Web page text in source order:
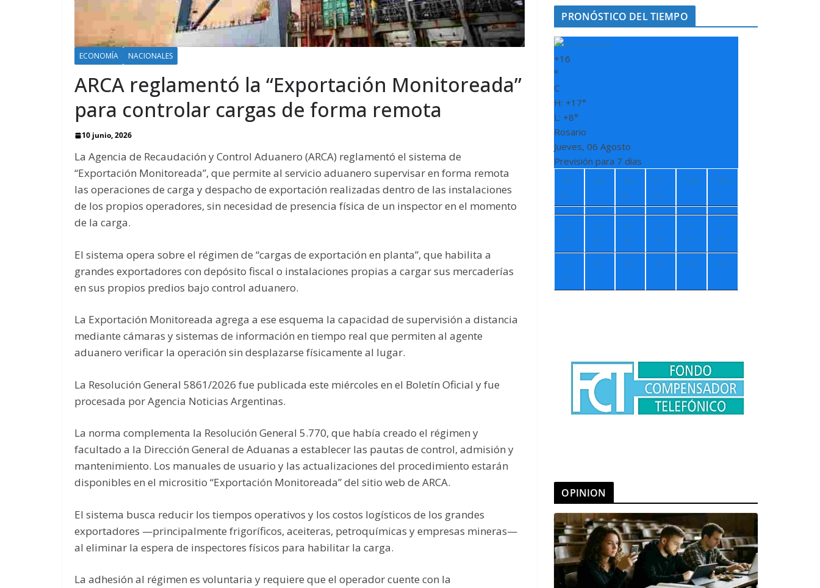
ECONOMÍA NACIONALES
ARCA reglamentó la “Exportación Monitoreada”
para controlar cargas de forma remota
10 junio, 2026
La Agencia de Recaudación y Control Aduanero (ARCA) reglamentó el sistema de
“Exportación Monitoreada”, que permite al servicio aduanero supervisar en forma remota
las operaciones de carga y despacho de exportación realizadas dentro de las instalaciones
de los propios operadores, sin necesidad de presencia física de un inspector en el momento
de la carga.
El sistema opera sobre el régimen de “cargas de exportación en planta”, que habilita a
grandes exportadores con depósito fiscal o instalaciones propias a cargar sus mercaderías
en sus propios predios bajo control aduanero.
La Exportación Monitoreada agrega a ese esquema la capacidad de supervisión a distancia
mediante cámaras y sistemas de información en tiempo real que permiten al agente
aduanero verificar la operación sin desplazarse físicamente al lugar.
La Resolución General 5861/2026 fue publicada este miércoles en el Boletín Oficial y fue
procesada por Agencia Noticias Argentinas.
La norma complementa la Resolución General 5.770, que había creado el régimen y
facultado a la Dirección General de Aduanas a establecer las pautas de control, admisión y
mantenimiento. Los manuales de usuario y las actualizaciones del procedimiento estarán
disponibles en el micrositio “Exportación Monitoreada” del sitio web de ARCA.
El sistema busca reducir los tiempos operativos y los costos logísticos de los grandes
exportadores —principalmente frigoríficos, aceiteras, petroquímicas y empresas mineras—
al eliminar la espera de inspectores físicos para habilitar la carga.
La adhesión al régimen es voluntaria y requiere que el operador cuente con la
PRONÓSTICO DEL TIEMPO
+16
°
C
H:+17°
L:+8°
Rosario
Jueves, 06 Agosto
Previsión para 7 días
Mi
é
Vie
Sá
b
Do
m
Lun
Ma
r
+1
7°
+1
4°
+1
4°
+1
5°
+1
2°
+1
2°
+1
5°
+5
°
+6
°
+5
°
+4° +3°
OPINION